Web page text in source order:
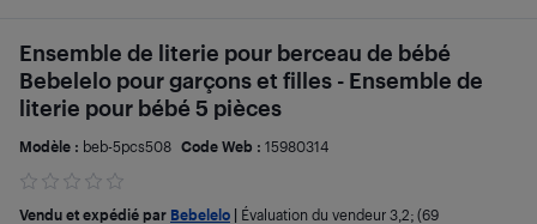
Ensemble de literie pour berceau de bébé
Bebelelo pour garçons et filles - Ensemble de
literie pour bébé 5 pièces
Modèle : beb-5pcs508 Code Web : 15980314
Vendu et expédié par Bebelelo Évaluation du vendeur 3,2; (69